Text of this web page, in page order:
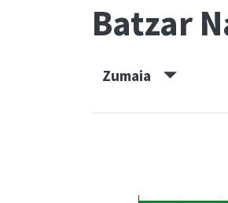
Batzar
Zumaia